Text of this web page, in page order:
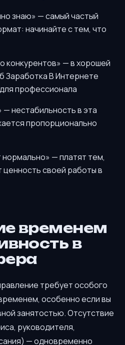
знаю» — самый частый
начинайте с тем, что
конкурентов» — в хорошей
Заработка В Интернете
профессионала
нестабильность в эта
пропорционально
нормально» — платят тем,
своей работы в
временем
в
требует особого
особенно если вы
занятостью. Отсутствие
руководителя,
— одновременно